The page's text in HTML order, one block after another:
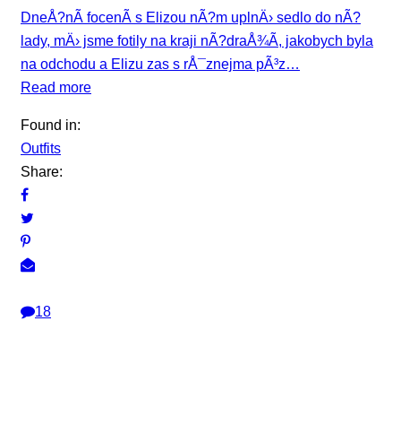
DneÅ?nÃ­ focenÃ­ s Elizou nÃ?m uplnÄ› sedlo do nÃ?
lady, mÄ› jsme fotily na kraji nÃ?draÅ¾Ã­, jakobych byla
na odchodu a Elizu zas s rÅ¯znejma pÃ³z…
Read more
Found in:
Outfits
Share:
18